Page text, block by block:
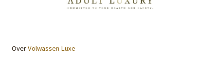
OverVolwassen Luxe